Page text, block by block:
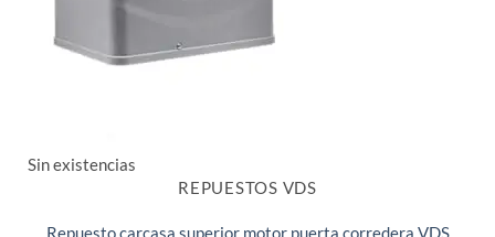
Sin existencias
REPUESTOS VDS
Repuesto carcasa superior motor puerta corredera VDS